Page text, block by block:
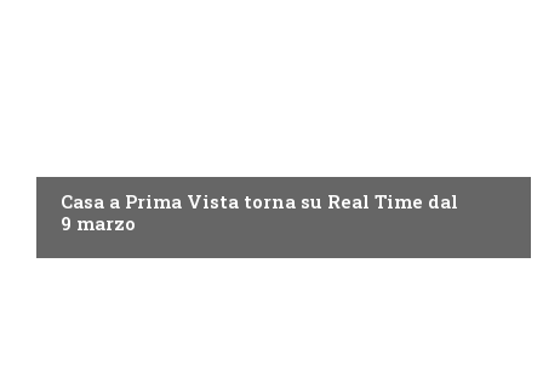
Casa a Prima Vista torna su Real Time dal
9 marzo